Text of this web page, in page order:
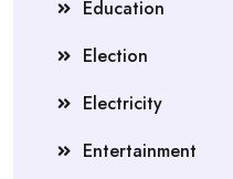
Education
Election
Electricity
Entertainment